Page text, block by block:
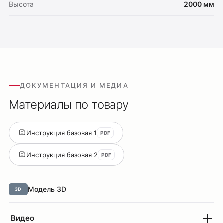
Высота 2000 мм
ДОКУМЕНТАЦИЯ И МЕДИА
Материалы по товару
Инструкция базовая 1 PDF
Инструкция базовая 2 PDF
3D Модель 3D
Видео